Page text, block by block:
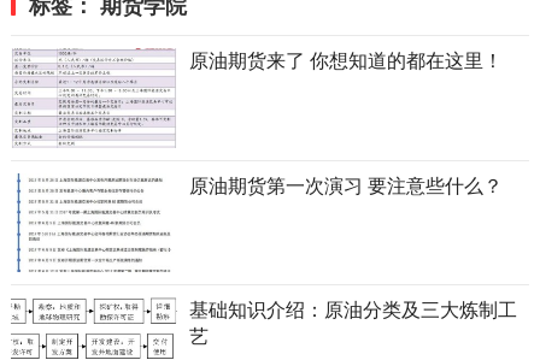
标签： 期货学院
原油期货来了 你想知道的都在这里！
原油期货第一次演习 要注意些什么？
基础知识介绍：原油分类及三大炼制工
艺